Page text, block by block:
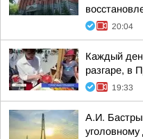
20:04
Каждый
разгаре, в
19:33
А.И.